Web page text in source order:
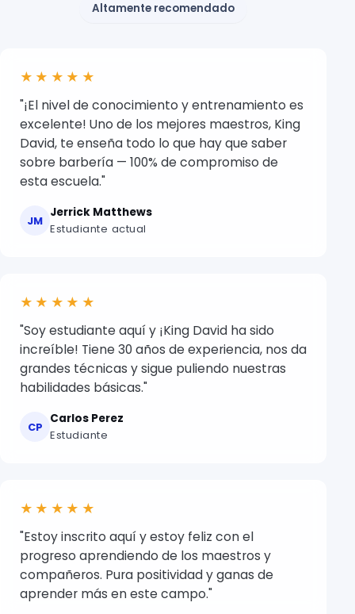
Altamente recomendado
★★★★★
"¡El nivel de conocimiento y entrenamiento es
excelente! Uno de los mejores maestros, King
David, te enseña todo lo que hay que saber
sobre barbería — 100% de compromiso de
esta escuela."
JM
Jerrick Matthews
Estudiante actual
★★★★★
"Soy estudiante aquí y ¡King David ha sido
increíble! Tiene 30 años de experiencia, nos da
grandes técnicas y sigue puliendo nuestras
habilidades básicas."
CP
Carlos Perez
Estudiante
★★★★★
"Estoy inscrito aquí y estoy feliz con el
progreso aprendiendo de los maestros y
compañeros. Pura positividad y ganas de
aprender más en este campo."